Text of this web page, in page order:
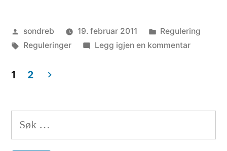
Publisert
av
sondreb 19. februar 2011
Publisert
i
Regulering
Stikkord:
Reguleringer Legg igjen en kommentartil
1 2
Søk
etter: